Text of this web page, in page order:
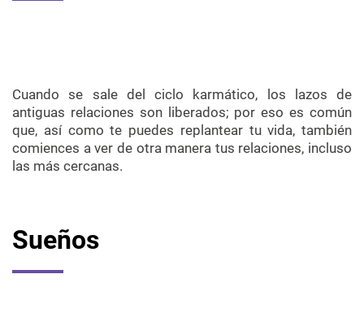
Cuando se sale del ciclo karmático, los lazos de
antiguas relaciones son liberados; por eso es común
que, así como te puedes replantear tu vida, también
comiences a ver de otra manera tus relaciones, incluso
las más cercanas.
Sueños